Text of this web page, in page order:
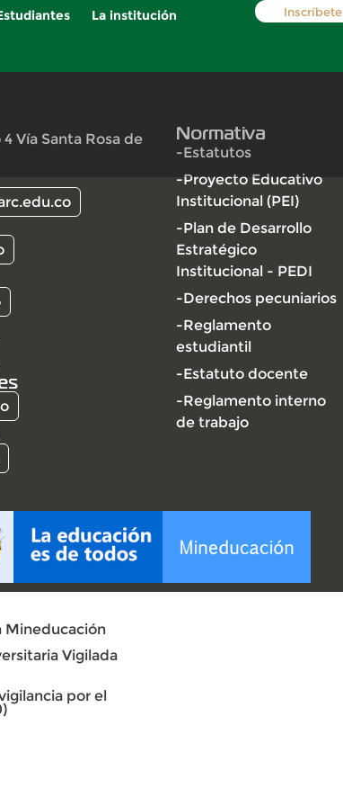
La institución Inscríbete
Vía Santa Rosa de
Normativa
-Estatutos
-Proyecto Educativo
Institucional (PEI)
-Plan de Desarrollo
Estratégico
Institucional - PEDI
-Derechos pecuniarios
-Reglamento
estudiantil
-Estatuto docente
-Reglamento interno
de trabajo
Mineducación
Vigilada
por el